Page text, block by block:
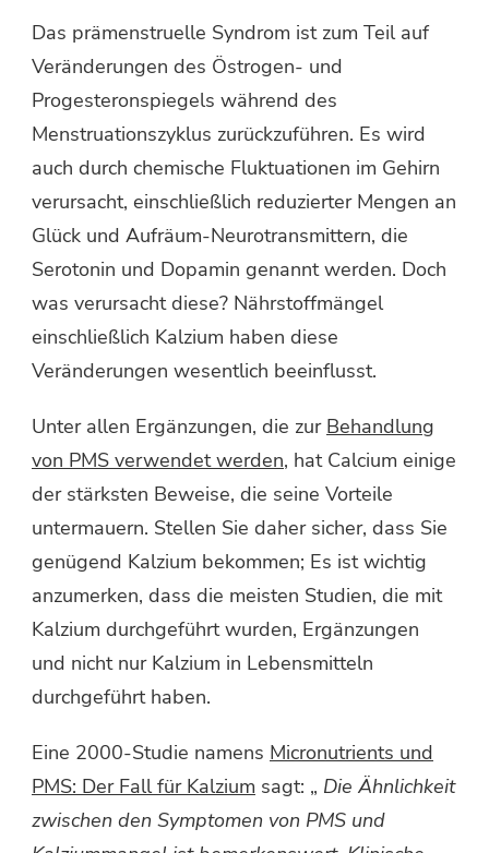
Das prämenstruelle Syndrom ist zum Teil auf
Veränderungen des Östrogen- und
Progesteronspiegels während des
Menstruationszyklus zurückzuführen. Es wird
auch durch chemische Fluktuationen im Gehirn
verursacht, einschließlich reduzierter Mengen an
Glück und Aufräum-Neurotransmittern, die
Serotonin und Dopamin genannt werden. Doch
was verursacht diese? Nährstoffmängel
einschließlich Kalzium haben diese
Veränderungen wesentlich beeinflusst.
Unter allen Ergänzungen, die zur Behandlung
von PMS verwendet werden, hat Calcium einige
der stärksten Beweise, die seine Vorteile
untermauern. Stellen Sie daher sicher, dass Sie
genügend Kalzium bekommen; Es ist wichtig
anzumerken, dass die meisten Studien, die mit
Kalzium durchgeführt wurden, Ergänzungen
und nicht nur Kalzium in Lebensmitteln
durchgeführt haben.
Eine 2000-Studie namens Micronutrients und
PMS: Der Fall für Kalzium sagt: „ Die Ähnlichkeit
zwischen den Symptomen von PMS und